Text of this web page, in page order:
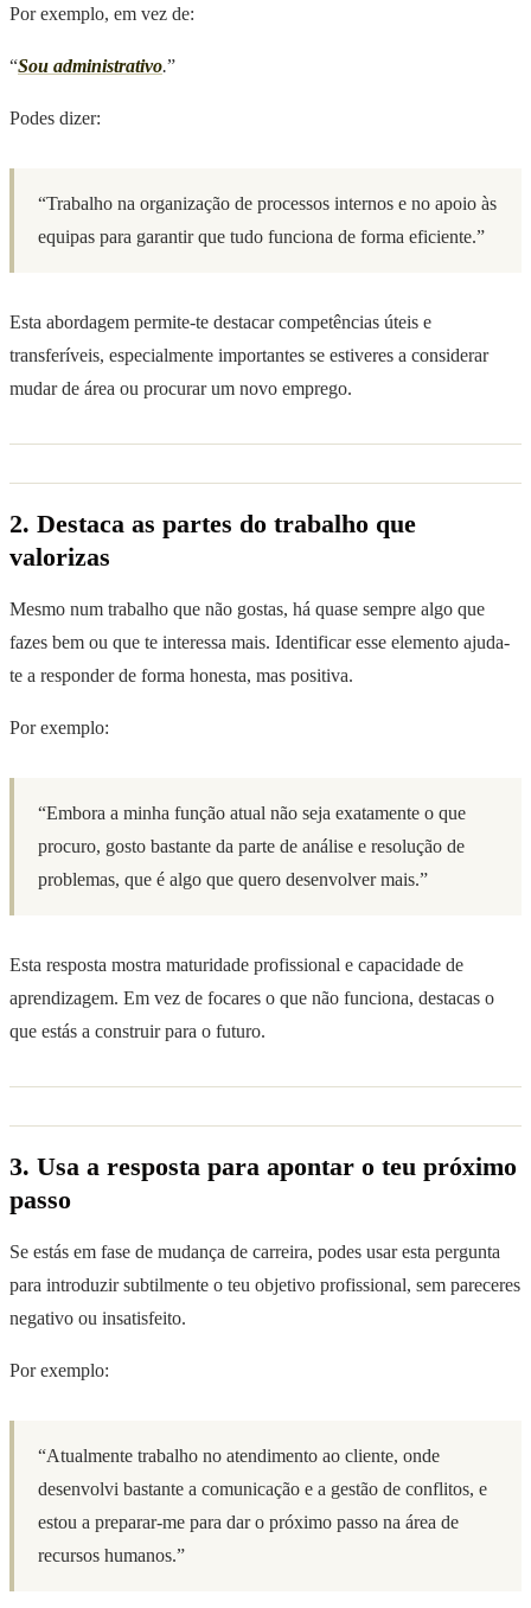
Por exemplo, em vez de:
“Sou administrativo.”
Podes dizer:
“Trabalho na organização de processos internos e no apoio às
equipas para garantir que tudo funciona de forma eficiente.”
Esta abordagem permite-te destacar competências úteis e
transferíveis, especialmente importantes se estiveres a considerar
mudar de área ou procurar um novo emprego.
2. Destaca as partes do trabalho que
valorizas
Mesmo num trabalho que não gostas, há quase sempre algo que
fazes bem ou que te interessa mais. Identificar esse elemento ajuda-
te a responder de forma honesta, mas positiva.
Por exemplo:
“Embora a minha função atual não seja exatamente o que
procuro, gosto bastante da parte de análise e resolução de
problemas, que é algo que quero desenvolver mais.”
Esta resposta mostra maturidade profissional e capacidade de
aprendizagem. Em vez de focares o que não funciona, destacas o
que estás a construir para o futuro.
3. Usa a resposta para apontar o teu próximo
passo
Se estás em fase de mudança de carreira, podes usar esta pergunta
para introduzir subtilmente o teu objetivo profissional, sem pareceres
negativo ou insatisfeito.
Por exemplo:
“Atualmente trabalho no atendimento ao cliente, onde
desenvolvi bastante a comunicação e a gestão de conflitos, e
estou a preparar-me para dar o próximo passo na área de
recursos humanos.”